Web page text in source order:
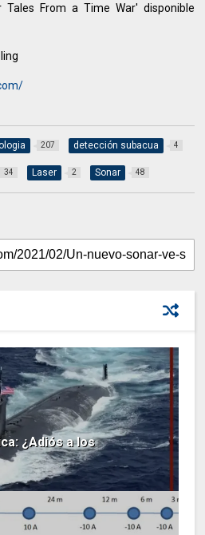
Tales From a Time War' disponible
207 detección subacua 4
34 Laser 2 Sonar 48
¿Adiós a los